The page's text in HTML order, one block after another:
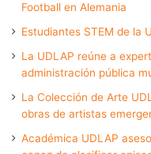
Football en Alemania
Estudiantes STEM de la
La UDLAP reúne a
administración pública
La Colección de Arte
obras de artistas
Académica UDLAP